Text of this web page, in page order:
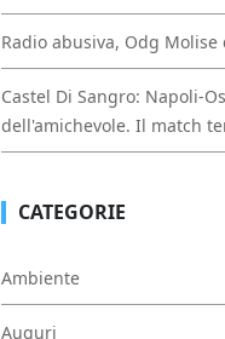
Radio abusiva, Odg
Castel Di Sangro: Napoli-
dell'amichevole. Il match
CATEGORIE
Ambiente
Auguri